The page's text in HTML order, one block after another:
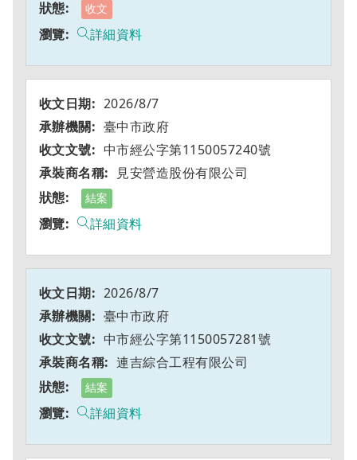
收文
詳細資料
2026/8/7
臺中市政府
中市經公字第1150057240號
見安營造股份有限公司
結案
詳細資料
2026/8/7
臺中市政府
中市經公字第1150057281號
連吉綜合工程有限公司
結案
詳細資料